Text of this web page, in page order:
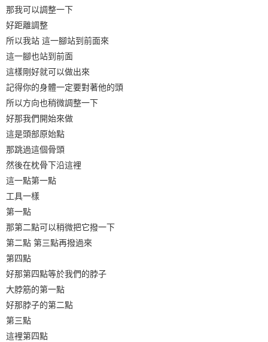
那我可以調整一下
好距離調整
所以我站 這一腳站到前面來
這一腳也站到前面
這樣剛好就可以做出來
記得你的身體一定要對著他的頭
所以方向也稍微調整一下
好那我們開始來做
這是頭部原始點
那跳過這個骨頭
然後在枕骨下沿這裡
這一點第一點
工具一樣
第一點
那第二點可以稍微把它撥一下
第二點 第三點再撥過來
第四點
好那第四點等於我們的脖子
大脖筋的第一點
好那脖子的第二點
第三點
這裡第四點